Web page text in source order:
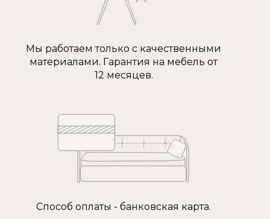
Мы работаем только с качественными
материалами. Гарантия на мебель от
12 месяцев.
Способ оплаты - банковская карта.